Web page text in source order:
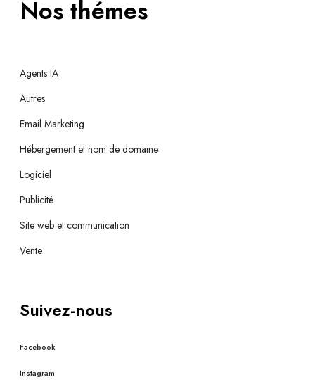
Nos thémes
Agents IA
Autres
Email Marketing
Hébergement et nom de domaine
Logiciel
Publicité
Site web et communication
Vente
Suivez-nous
Facebook
Instagram